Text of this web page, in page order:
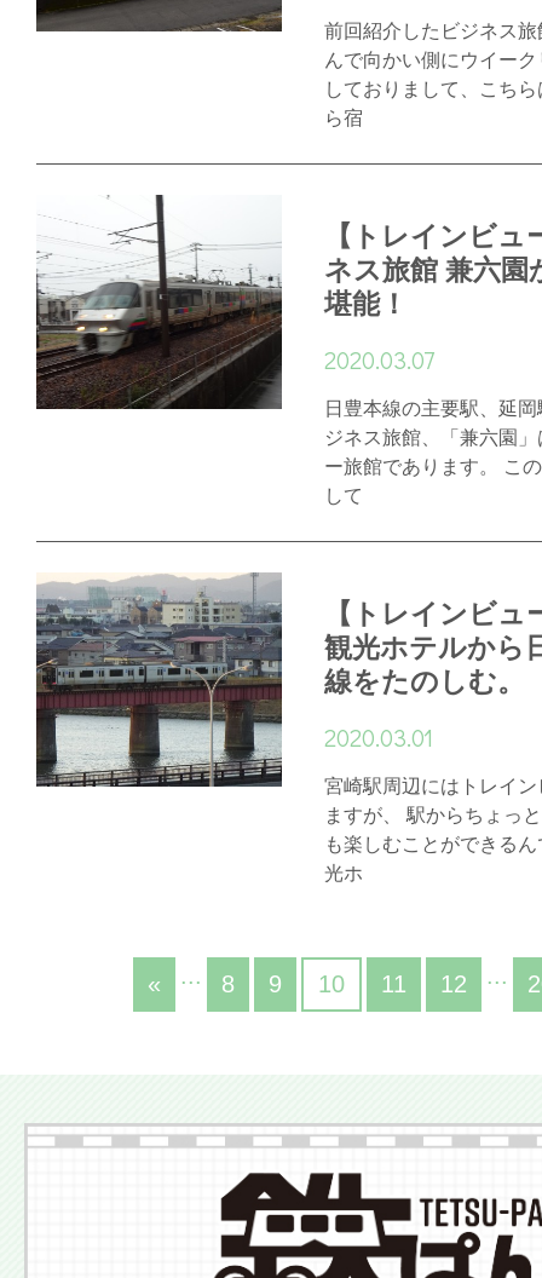
前回紹介したビジネス
んで向かい側にウイー
しておりまして、こち
ら宿
【トレインビ
ネス旅館 兼六園
堪能！
2020.03.07
日豊本線の主要駅、延
ジネス旅館、「兼六園
ー旅館であります。 こ
して
【トレインビ
観光ホテルから
線をたのしむ。
2020.03.01
宮崎駅周辺にはトレイ
ますが、 駅からちょっ
も楽しむことができる
光ホ
« ... 8 9 10 11 12 ...